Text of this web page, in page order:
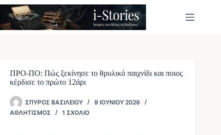
Μετάβαση
στο
περιεχόμενο
ΠΡΟ-ΠΟ: Πώς ξεκίνησε το θρυλικό παιχνίδι και ποιος
κέρδισε το πρώτο 12άρι
ΣΠΎΡΟΣ ΒΑΣΙΛΕΊΟΥ
9 ΙΟΥΝΊΟΥ 2026
ΑΘΛΗΤΙΣΜΌΣ
1 ΣΧΌΛΙΟ